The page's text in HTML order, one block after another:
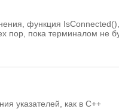
функция
пор, пока терминалом не
указателей, как в С++